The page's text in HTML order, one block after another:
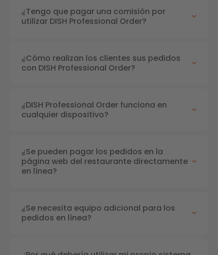
¿Tengo que pagar una comisión por
utilizar DISH Professional Order?
¿Cómo realizan los clientes sus pedidos
con DISH Professional Order?
¿DISH Professional Order funciona en
cualquier dispositivo?
¿Se pueden pagar los pedidos en la
página web del restaurante directamente
en línea?
¿Se necesita equipo adicional para los
pedidos en línea?